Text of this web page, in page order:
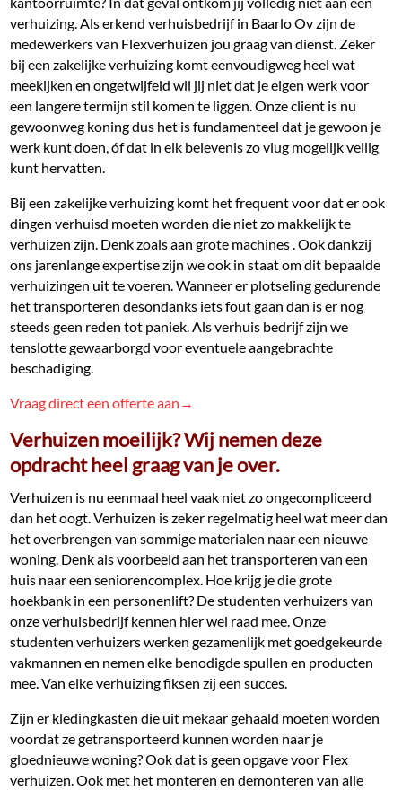
verhuizing. Als erkend verhuisbedrijf in Baarlo Ov zijn de
medewerkers van Flexverhuizen jou graag van dienst. Zeker
bij een zakelijke verhuizing komt eenvoudigweg heel wat
meekijken en ongetwijfeld wil jij niet dat je eigen werk voor
een langere termijn stil komen te liggen. Onze client is nu
gewoonweg koning dus het is fundamenteel dat je gewoon je
werk kunt doen, óf dat in elk belevenis zo vlug mogelijk veilig
kunt hervatten.
Bij een zakelijke verhuizing komt het frequent voor dat er ook
dingen verhuisd moeten worden die niet zo makkelijk te
verhuizen zijn. Denk zoals aan grote machines . Ook dankzij
ons jarenlange expertise zijn we ook in staat om dit bepaalde
verhuizingen uit te voeren. Wanneer er plotseling gedurende
het transporteren desondanks iets fout gaan dan is er nog
steeds geen reden tot paniek. Als verhuis bedrijf zijn we
tenslotte gewaarborgd voor eventuele aangebrachte
beschadiging.
Vraag direct een offerte aan→
Verhuizen moeilijk? Wij nemen deze
opdracht heel graag van je over.
Verhuizen is nu eenmaal heel vaak niet zo ongecompliceerd
dan het oogt. Verhuizen is zeker regelmatig heel wat meer dan
het overbrengen van sommige materialen naar een nieuwe
woning. Denk als voorbeeld aan het transporteren van een
huis naar een seniorencomplex. Hoe krijg je die grote
hoekbank in een personenlift? De studenten verhuizers van
onze verhuisbedrijf kennen hier wel raad mee. Onze
studenten verhuizers werken gezamenlijk met goedgekeurde
vakmannen en nemen elke benodigde spullen en producten
mee. Van elke verhuizing fiksen zij een succes.
Zijn er kledingkasten die uit mekaar gehaald moeten worden
voordat ze getransporteerd kunnen worden naar je
gloednieuwe woning? Ook dat is geen opgave voor Flex
verhuizen. Ook met het monteren en demonteren van alle